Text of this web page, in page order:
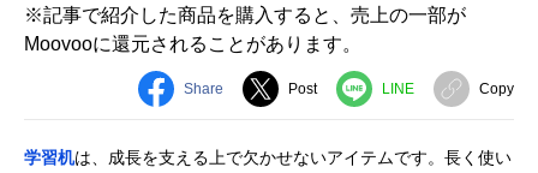
※記事で紹介した商品を購入すると、売上の一部が
Moovooに還元されることがあります。
Share Post LINE Copy
学習机は、成長を支える上で欠かせないアイテムです。長く使い